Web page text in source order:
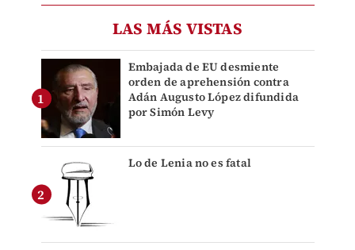
LAS MÁS VISTAS
Embajada de EU desmiente
orden de aprehensión contra
Adán Augusto López difundida
por Simón Levy
Lo de Lenia no es fatal